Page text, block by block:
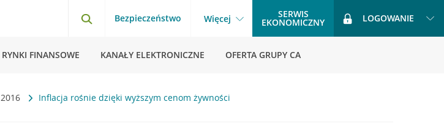
Bezpieczeństwo Więcej SERWIS
EKONOMICZNY LOGOWANIE
RYNKI FINANSOWE KANAŁY ELEKTRONICZNE OFERTA GRUPY CA
2016 Inflacja rośnie dzięki wyższym cenom żywności